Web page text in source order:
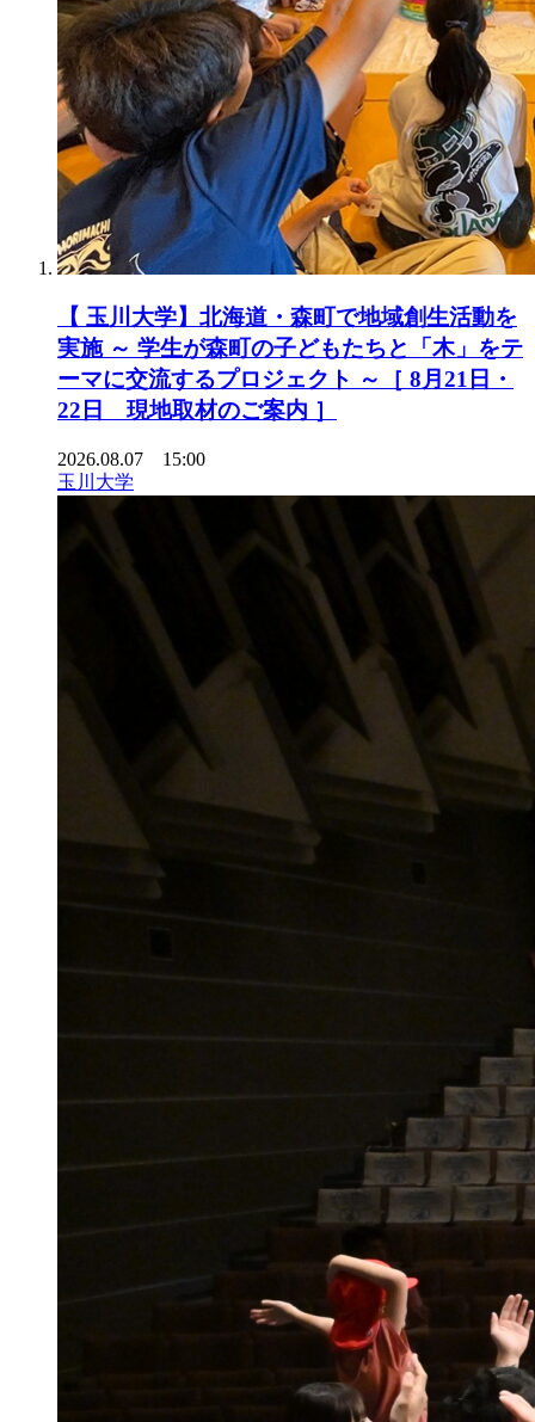
【 玉川大学】北海道・森町で地域創生活動を
実施 ～ 学生が森町の子どもたちと「木」をテ
ーマに交流するプロジェクト ～［ 8月21日・
22日 現地取材のご案内 ］
2026.08.07 15:00
玉川大学